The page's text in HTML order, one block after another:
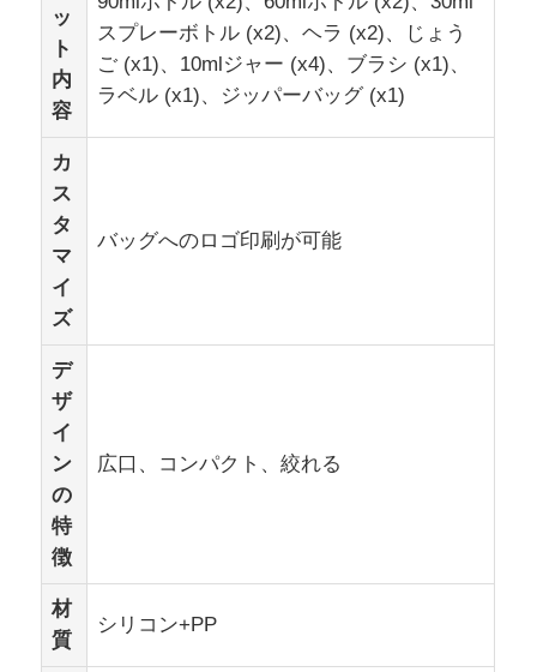
シリコン旅行器
シリコン製折りたたみウォーターボトル
シリコンの折りたたむカップ
シリコンキッチン製品
シリコーン ゴム プロダクト
ッ
ト
内
容
スプレーボトル (x2)、ヘラ (x2)、じょう
ご (x1)、10mlジャー (x4)、ブラシ (x1)、
ラベル (x1)、ジッパーバッグ (x1)
カ
ス
タ
マ
イ
ズ
バッグへのロゴ印刷が可能
デ
ザ
イ
ン
の
特
徴
広口、コンパクト、絞れる
材
質
シリコン+PP